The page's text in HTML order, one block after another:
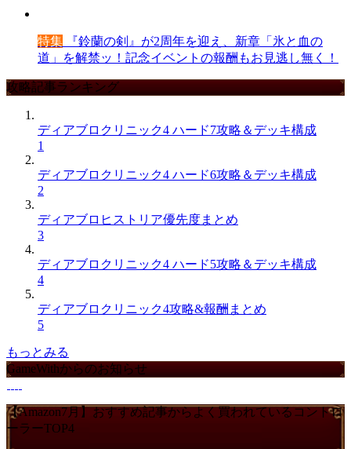
特集 『鈴蘭の剣』が2周年を迎え、新章「氷と血の
道」を解禁ッ！記念イベントの報酬もお見逃し無く！
攻略記事ランキング
ディアブロクリニック4 ハード7攻略＆デッキ構成
1
ディアブロクリニック4 ハード6攻略＆デッキ構成
2
ディアブロヒストリア優先度まとめ
3
ディアブロクリニック4 ハード5攻略＆デッキ構成
4
ディアブロクリニック4攻略&報酬まとめ
5
もっとみる
GameWithからのお知らせ
【Amazon7月】おすすめ記事からよく買われているコントロ
ーラーTOP4